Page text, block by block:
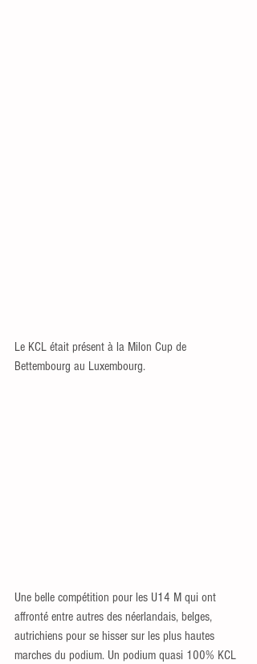
Le KCL était présent à la Milon Cup de
Bettembourg au Luxembourg.
Une belle compétition pour les U14 M qui ont
affronté entre autres des néerlandais, belges,
autrichiens pour se hisser sur les plus hautes
marches du podium. Un podium quasi 100% KCL